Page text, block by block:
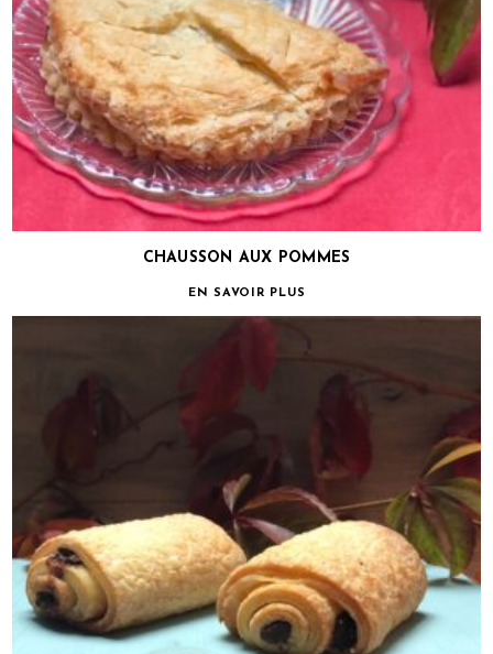
CHAUSSON AUX POMMES
EN SAVOIR PLUS